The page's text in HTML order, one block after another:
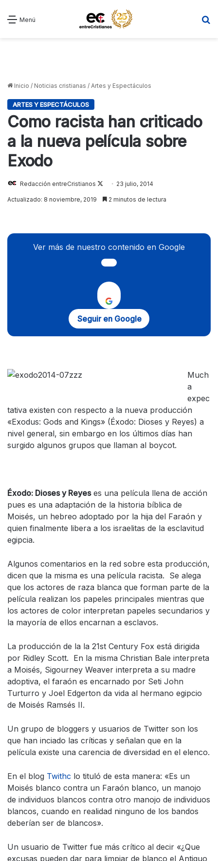
Menú
Inicio / Noticias cristianas / Artes y Espectáculos
ARTES Y ESPECTÁCULOS
Como racista han criticado
a la nueva película sobre
Exodo
Redacción entreCristianos
Follow
on
23 julio, 2014
Actualizado: 8 noviembre, 2019 2 minutos de lectura
Ver más de nuestro contenido en Google
Seguir en Google
Much
a
expec
tativa existen con respecto a la nueva producción
«Exodus: Gods and Kings» (Éxodo: Dioses y Reyes) a
nivel general, sin embargo en los últimos días han
surgido algunos grupos que llaman al boycot.
Éxodo: Dioses y Reyeses una película llena de acción
pues es una adaptación de la historia bíblica de
Moisés, un hebreo adoptado por la hija del Faraón y
quien finalmente libera a los israelitas de la esclavitud
egipcia.
Algunos comentarios en la red sobre esta producción,
dicen que la misma es una película racista. Se alega
que los actores de raza blanca que forman parte de la
película realizan los papeles principales mientras que
los actores de color interpretan papeles secundarios y
la mayoría de ellos encarnan a esclavos.
La producción de la la 21st Century Fox está dirigida
por Ridley Scott. En la misma Christian Bale interpreta
a Moisés, Sigourney Weaver interpreta a su madre
adoptiva, el faraón es encarnado por Seti John
Turturro y Joel Edgerton da vida al hermano egipcio
de Moisés Ramsés II.
Un grupo de bloggers y usuarios de Twitter son los
que han inciado las críticas y señalan que en la
película existe una carencia de diversidad en el elenco.
En el blog Twithc lo tituló de esta manera: «Es un
Moisés blanco contra un Faraón blanco, un manojo
de individuos blancos contra otro manojo de individuos
blancos, cuando en realidad ninguno de los bandos
deberían ser de blancos».
Un usuario de Twitter fue más crítico al decir «¿Que
excusas pueden dar para limpiar de blanco el Antiguo